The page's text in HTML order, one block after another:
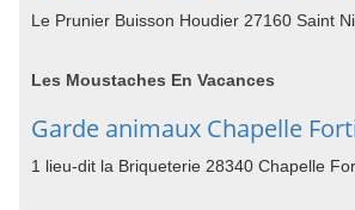
Le Prunier Buisson Houdier 27160 Saint
Les Moustaches En Vacances
Garde animaux Chapelle
1 lieu-dit la Briqueterie 28340 Chapelle